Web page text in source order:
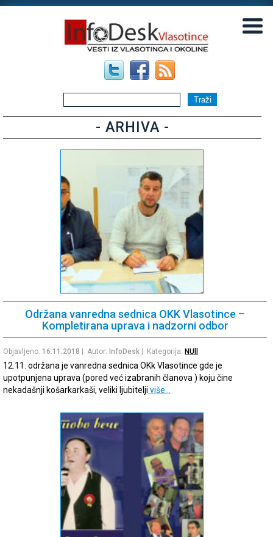
- ARHIVA -
Održana vanredna sednica OKK Vlasotince –
Kompletirana uprava i nadzorni odbor
Objavljeno: 16.11.2018 | Autor: InfoDesk | Kategorija: NUll
12.11. održana je vanredna sednica OKk Vlasotince gde je
upotpunjena uprava (pored već izabranih članova ) koju čine
nekadašnji košarkarkaši, veliki ljubitelji više…